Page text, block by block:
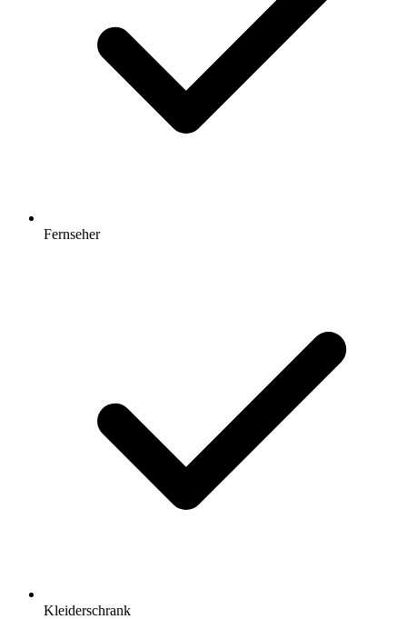
Fernseher
Kleiderschrank